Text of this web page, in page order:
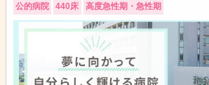
公的病院 440床 高度急性期・急性期